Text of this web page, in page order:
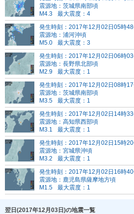
震源地：茨城県南部頃
M4.3
最大震度：4
発生時刻：2017年12月02日05時
震源地：浦河沖頃
M5.0
最大震度：3
発生時刻：2017年12月02日06時
震源地：長野県北部頃
M2.9
最大震度：1
発生時刻：2017年12月02日08時
震源地：茨城県南部頃
M3.5
最大震度：1
発生時刻：2017年12月02日14時
震源地：高知県西部頃
M3.1
最大震度：1
発生時刻：2017年12月02日15時
震源地：宮城県沖頃
M3.2
最大震度：1
発生時刻：2017年12月02日16時
震源地：鹿児島県薩摩地方頃
M1.5
最大震度：1
翌日(2017年12月03日)の地震一覧